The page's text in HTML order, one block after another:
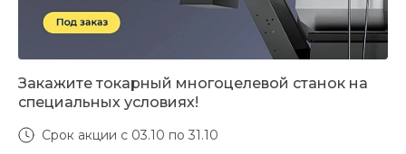
Закажите токарный многоцелевой станок на
специальных условиях!
Срок акции с 03.10 по 31.10